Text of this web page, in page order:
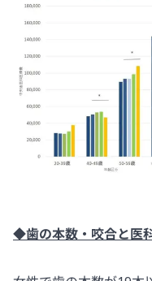
◆歯の本数・咬合と医